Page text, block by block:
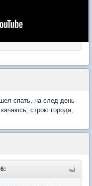
спать, на след день
строю города,